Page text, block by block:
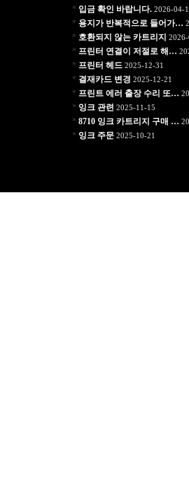
* 입금 확인 바랍니다.2026-04-
* 용지가 반복적으로 들어가…
* 호환되지 않는 카트리지
* 프린터 연결이 저절로 해…
* 프린터 헤드 2025-12-31
* 결재카드 변경 2025-12-21
* 프린트 에러 출장 수리 또…
* 잉크 관련 2025-11-15
* 8710 잉크 카트리지 구매 …
* 잉크 주문2025-10-21